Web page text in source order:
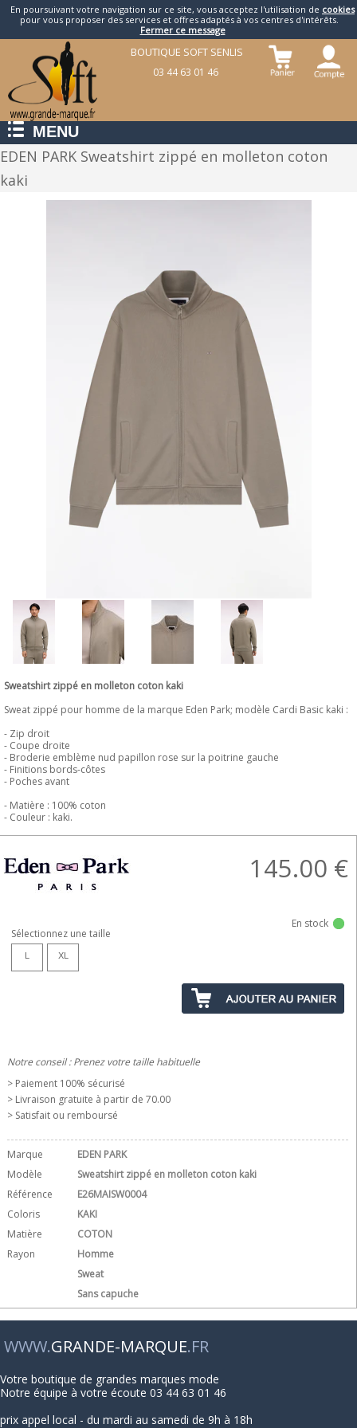
En poursuivant votre navigation sur ce site, vous acceptez l'utilisation de cookies
pour vous proposer des services et offres adaptés à vos centres d'intérêts.
Fermer ce message
BOUTIQUE SOFT SENLIS
03 44 63 01 46
MENU
EDEN PARK Sweatshirt zippé en molleton coton
kaki
Sweatshirt zippé en molleton coton kaki
Sweat zippé pour homme de la marque Eden Park; modèle Cardi Basic kaki :
- Zip droit
- Coupe droite
- Broderie emblème nud papillon rose sur la poitrine gauche
- Finitions bords-côtes
- Poches avant
- Matière : 100% coton
- Couleur : kaki.
145.00 €
En stock
Sélectionnez une taille
L XL
Notre conseil : Prenez votre taille habituelle
> Paiement 100% sécurisé
> Livraison gratuite à partir de 70.00 
> Satisfait ou remboursé
Marque
EDEN PARK
Modèle
Sweatshirt zippé en molleton coton kaki
Référence
E26MAISW0004
Coloris
KAKI
Matière
COTON
Rayon
Homme
Sweat
Sans capuche
WWW.GRANDE-MARQUE.FR
Votre boutique de grandes marques mode
Notre équipe à votre écoute 03 44 63 01 46
prix appel local - du mardi au samedi de 9h à 18h